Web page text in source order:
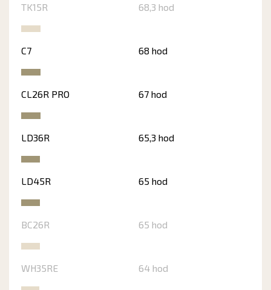
TK15R 68,3 hod
C7 68 hod
CL26R PRO 67 hod
LD36R 65,3 hod
LD45R 65 hod
BC26R 65 hod
WH35RE 64 hod